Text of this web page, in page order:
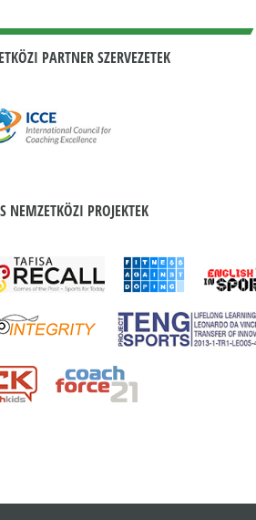
PARTNER SZERVEZETEK
NEMZETKÖZI PROJEKTEK